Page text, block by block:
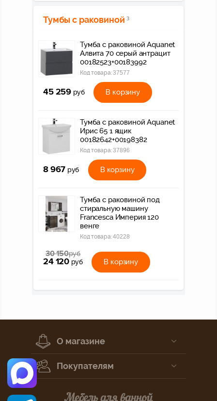
Тумбы с раковиной 3
Тумба с раковиной Aquanet
Алвита 70 серый антрацит
00182523+00183992
Код товара:37577
45 259 руб В корзину
Тумба с раковиной Aquanet
Ирис 65 1 ящик
00182642+00198382
Код товара:37896
8 967 руб В корзину
Тумба с раковиной под
стиральную машину
Francesca Империя 120
венге
Код товара:40228
30 150руб
24 120 руб В корзину
О магазине
Покупателям